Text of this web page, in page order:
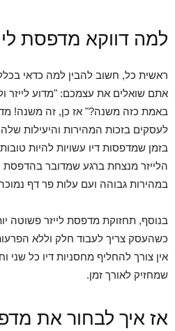
למה דווקא מדפסת
ראשית כל, חשוב להבין למה כדאי
אתם שואלים את עצמכם: "מדוע לייזר
באמת כזה משנה?" אז כן, זה משנה!
לעסקים בזכות המהירות והיעילות
בזמן שמדפסות דיו עשויות להיות
הלייזר מנצחת ברגע שמדובר בהדפסת
במהירות גבוהה ועם עלות פר דף
בנוסף, תחזוקת מדפסת לייזר פשוטה
כשהעסק צריך לעבוד חלק וללא
אין צורך להחליף מחסניות דיו כל
שמחזיק לאורך זמן.
אז איך לבחור את